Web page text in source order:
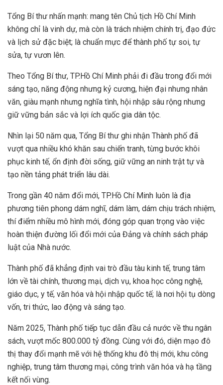
Tổng Bí thư nhấn mạnh: mang tên Chủ tịch Hồ Chí Minh
không chỉ là vinh dự, mà còn là trách nhiệm chính trị, đạo đức
và lịch sử đặc biệt; là chuẩn mực để thành phố tự soi, tự
sửa, tự vươn lên.
Theo Tổng Bí thư, TP.Hồ Chí Minh phải đi đầu trong đổi mới
sáng tạo, năng động nhưng kỷ cương, hiện đại nhưng nhân
văn, giàu mạnh nhưng nghĩa tình, hội nhập sâu rộng nhưng
giữ vững bản sắc và lợi ích quốc gia dân tộc.
Nhìn lại 50 năm qua, Tổng Bí thư ghi nhận Thành phố đã
vượt qua nhiều khó khăn sau chiến tranh, từng bước khôi
phục kinh tế, ổn định đời sống, giữ vững an ninh trật tự và
tạo nền tảng phát triển lâu dài.
Trong gần 40 năm đổi mới, TP.Hồ Chí Minh luôn là địa
phương tiên phong dám nghĩ, dám làm, dám chịu trách nhiệm,
thí điểm nhiều mô hình mới, đóng góp quan trọng vào việc
hoàn thiện đường lối đổi mới của Đảng và chính sách pháp
luật của Nhà nước.
Thành phố đã khẳng định vai trò đầu tàu kinh tế, trung tâm
lớn về tài chính, thương mại, dịch vụ, khoa học công nghệ,
giáo dục, y tế, văn hóa và hội nhập quốc tế; là nơi hội tụ dòng
vốn, tri thức, lao động và sáng tạo.
Năm 2025, Thành phố tiếp tục dẫn đầu cả nước về thu ngân
sách, vượt mốc 800.000 tỷ đồng. Cùng với đó, diện mạo đô
thị thay đổi mạnh mẽ với hệ thống khu đô thị mới, khu công
nghiệp, trung tâm thương mại, công trình văn hóa và hạ tầng
kết nối vùng.